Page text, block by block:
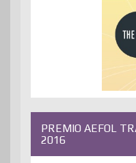
PREMIO AEFOL
2016